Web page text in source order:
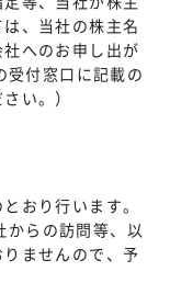
、当社の株主名
へのお申し出が
受付窓口に記載の
い。）
おり行います。
らの訪問等、以
ませんので、予